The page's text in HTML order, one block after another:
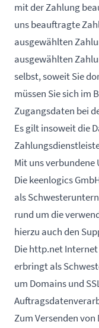
mit der Zahlung
uns beauftragte
ausgewählten
ausgewählten
selbst, soweit Sie
müssen Sie sich im
Zugangsdaten bei
Es gilt insoweit die
Mit uns verbundene
Die keenlogics
als
rund um die
hierzu auch den
Die http.net Internet
erbringt als
um Domains und
Zum Versenden